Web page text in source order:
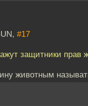
#17
защитники прав
животным